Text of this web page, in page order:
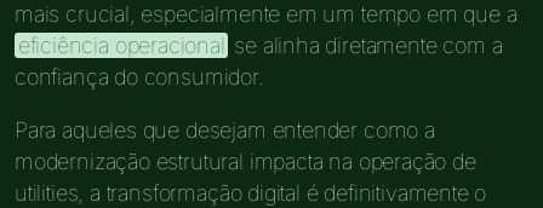
mais crucial, especialmente em um tempo em que a
eficiência operacional se alinha diretamente com a
confiança do consumidor.
Para aqueles que desejam entender como a
modernização estrutural impacta na operação de
utilities, a transformação digital é definitivamente o